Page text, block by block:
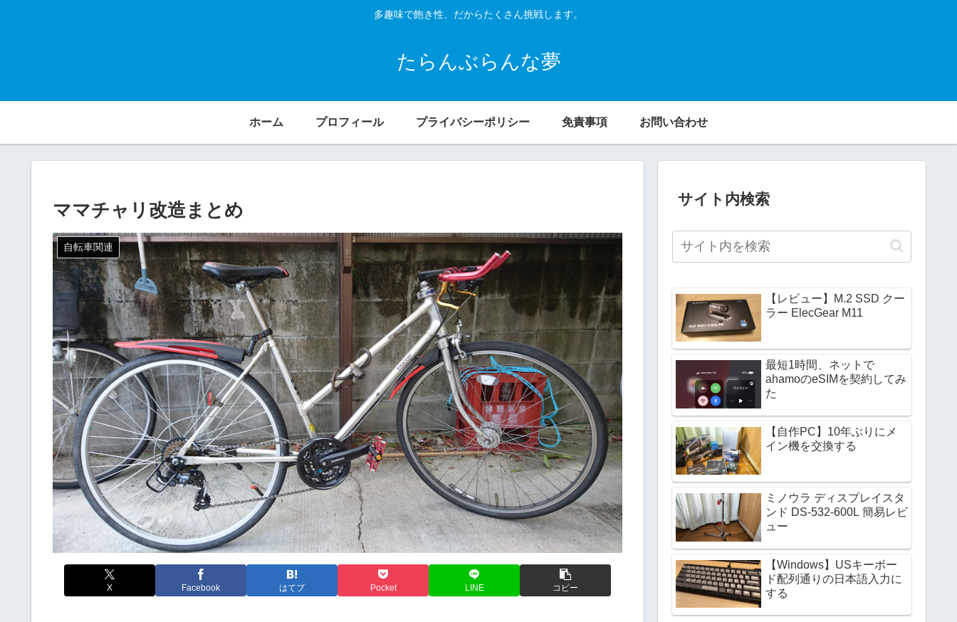
多趣味で飽き性、だからたくさん挑戦します。
たらんぶらんな夢
ホーム プロフィール プライバシーポリシー 免責事項 お問い合わせ
ママチャリ改造まとめ
自転車関連
X Facebook はてブ Pocket LINE コピー
サイト内検索
【レビュー】M.2 SSD クー
ラー ElecGear M11
最短1時間、ネットで
ahamoのeSIMを契約してみ
た
【自作PC】10年ぶりにメ
イン機を交換する
ミノウラ ディスプレイスタ
ンド DS-532-600L 簡易レビ
ュー
【Windows】USキーボー
ド配列通りの日本語入力に
する